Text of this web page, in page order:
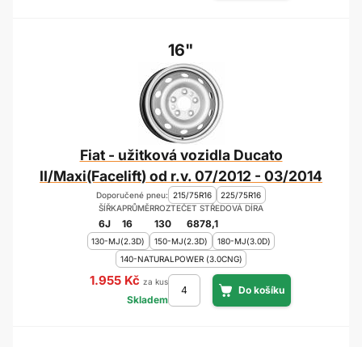
16"
Fiat - užitková vozidla Ducato
II/Maxi(Facelift) od r.v. 07/2012 - 03/2014
ŠÍŘKA
6J
PRŮMĚR
16
ROZTEČ
130
ET
68
STŘEDOVÁ DÍRA
78,1
Doporučené pneu: 215/75R16 225/75R16
130-MJ(2.3D) 150-MJ(2.3D)
180-MJ(3.0D)
140-NATURALPOWER (3.0CNG)
1.955 Kč za kus
Skladem